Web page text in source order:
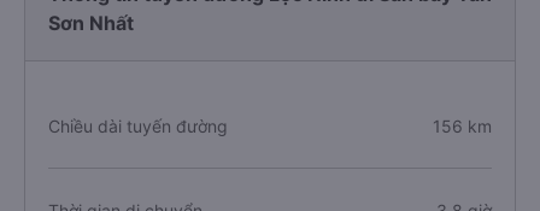
Sơn Nhất
Chiều dài tuyến đường 156 km